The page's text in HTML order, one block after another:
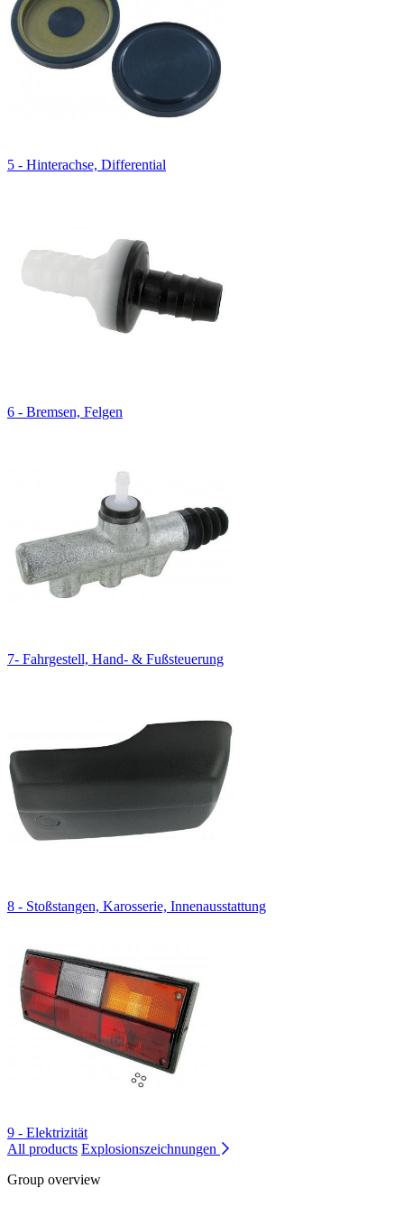
5 - Hinterachse, Differential
6 - Bremsen, Felgen
7- Fahrgestell, Hand- & Fußsteuerung
8 - Stoßstangen, Karosserie, Innenausstattung
9 - Elektrizität
All products Explosionszeichnungen
Group overview